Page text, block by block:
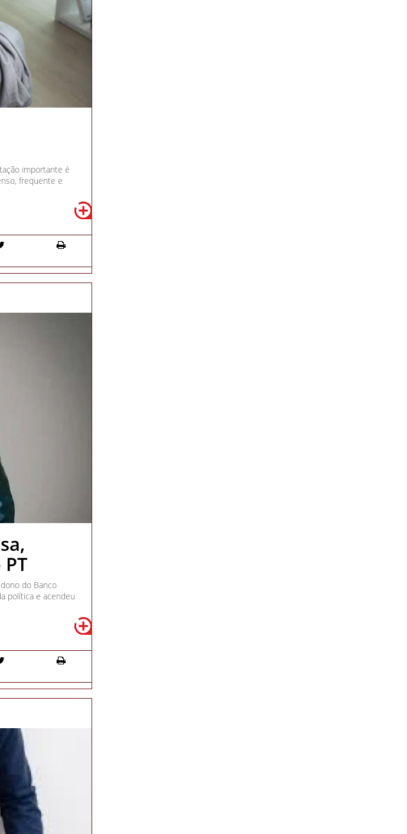
importante é
frequente e
do Banco
política e acendeu